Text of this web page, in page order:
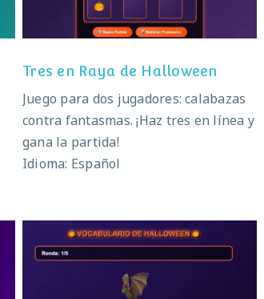
Tres en Raya de Halloween
Juego para dos jugadores: calabazas
contra fantasmas. ¡Haz tres en línea y
gana la partida!
Idioma: Español